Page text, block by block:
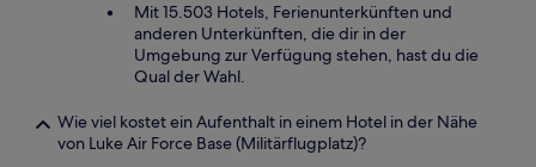
Mit 15.503 Hotels, Ferienunterkünften und
anderen Unterkünften, die dir in der
Umgebung zur Verfügung stehen, hast du die
Qual der Wahl.
Wie viel kostet ein Aufenthalt in einem Hotel in der Nähe
von Luke Air Force Base (Militärflugplatz)?